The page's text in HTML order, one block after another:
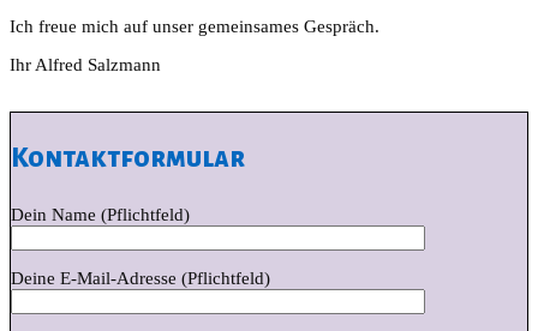
Ich freue mich auf unser gemeinsames Gespräch.
Ihr Alfred Salzmann
Kontaktformular
Dein Name (Pflichtfeld)
Deine E-Mail-Adresse (Pflichtfeld)